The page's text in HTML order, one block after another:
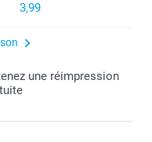
3,99
une réimpression